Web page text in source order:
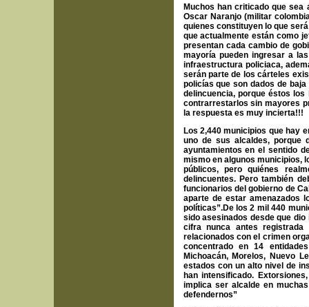
Muchos han criticado que
Oscar Naranjo (militar
quienes constituyen lo que
que actualmente están como
presentan cada cambio de
mayoría pueden ingresar a
infraestructura policiaca,
serán parte de los cárteles
policías que son dados de
delincuencia, porque éstos
contrarrestarlos sin mayores
la respuesta es muy incierta!!!
Los 2,440 municipios que hay
uno de sus alcaldes, porque
ayuntamientos en el sentido
mismo en algunos municipios,
públicos, pero quiénes
delincuentes. Pero también
funcionarios del gobierno de
aparte de estar amenazados
políticas”.De los 2 mil 440
sido asesinados desde que
cifra nunca antes
relacionados con el crimen
concentrado en 14
Michoacán, Morelos, Nuevo
estados con un alto nivel de
han intensificado.
implica ser alcalde en
defendernos”